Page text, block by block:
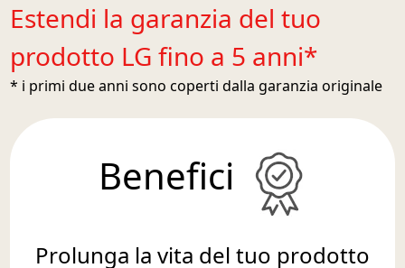
Estendi la garanzia del tuo
prodotto LG fino a 5 anni*
* i primi due anni sono coperti dalla garanzia originale
Benefici
Prolunga la vita del tuo prodotto